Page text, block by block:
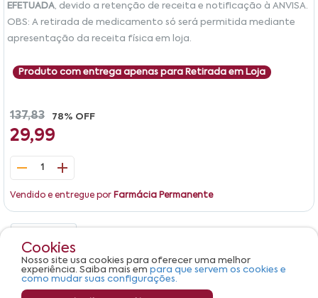
EFETUADA, devido a retenção de receita e notificação à ANVISA.
OBS: A retirada de medicamento só será permitida mediante
apresentação da receita física em loja.
Produto com entrega apenas para Retirada em Loja
137,83 78% OFF
29,99
1
Vendido e entregue por Farmácia Permanente
Produto não apresenta descrição.
Cookies
Nosso site usa cookies para oferecer uma melhor
experiência. Saiba mais em para que servem os cookies e
como mudar suas configurações.